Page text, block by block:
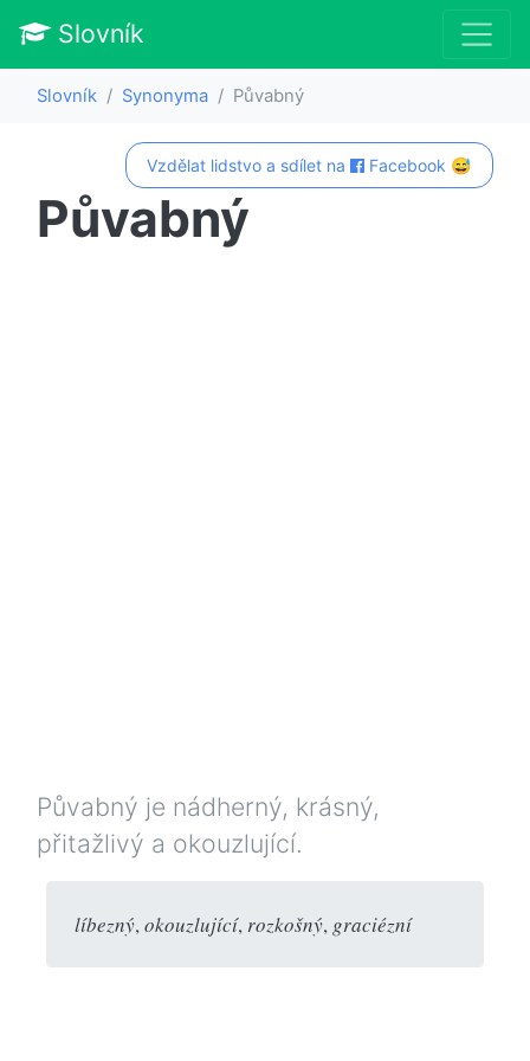
Slovník
Slovník Synonyma Půvabný
Vzdělat lidstvo a sdílet na Facebook 😅
Půvabný
Půvabný je nádherný, krásný,
přitažlivý a okouzlující.
líbezný,okouzlující, rozkošný, graciézní